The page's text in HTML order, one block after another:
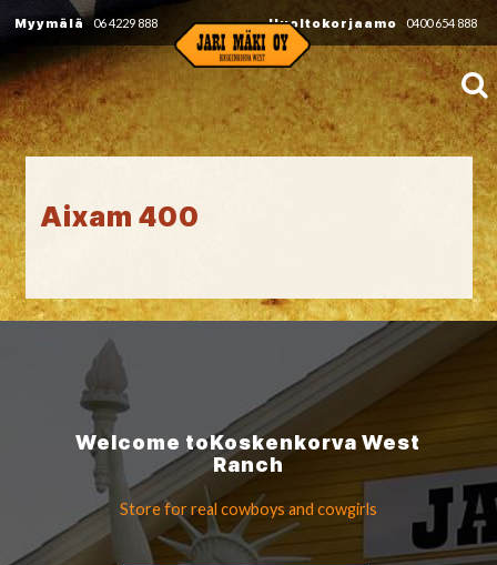
Myymälä 06 4229 888 Huoltokorjaamo 0400 654 888
Aixam 400
Welcome toKoskenkorvaWest
Ranch
Store for real cowboys and cowgirls